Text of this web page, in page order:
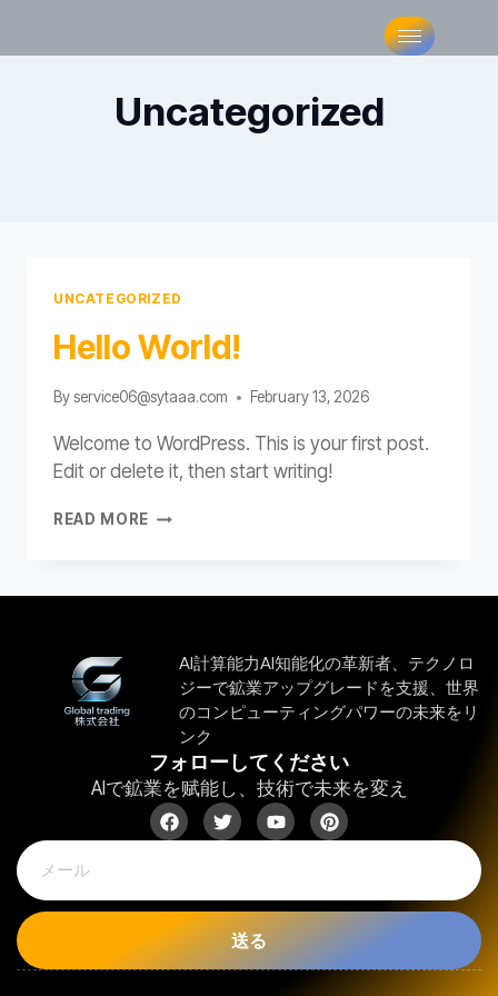
Uncategorized
UNCATEGORIZED
Hello World!
Byservice06@sytaaa.com February 13, 2026
Welcome to WordPress. This is your first post.
Edit or delete it, then start writing!
READ MORE
AI計算能力AI知能化の革新者、テクノロ
ジーで鉱業アップグレードを支援、世界
のコンピューティングパワーの未来をリ
ンク
フォローしてください
AIで鉱業を赋能し、技術で未来を変え
送る